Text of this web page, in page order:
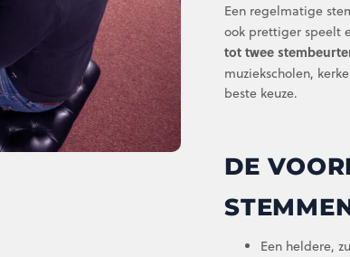
Een regelmatige
ook prettiger speelt
tot twee
muziekscholen,
beste keuze.
DE
Een heldere,